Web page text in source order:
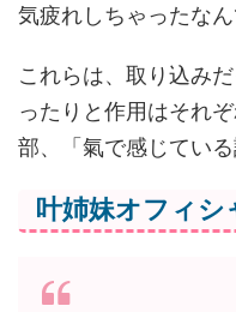
気疲れしちゃったな
これらは、取り込み
ったりと作用はそれ
部、「氣で感じてい
叶姉妹オフィシ